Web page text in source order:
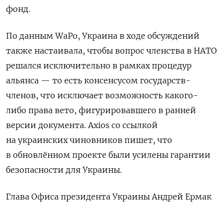
фонд.
По данным WaPo, Украина в ходе обсуждений
также настаивала, чтобы вопрос членства в НАТО
решался исключительно в рамках процедур
альянса — то есть консенсусом государств-
членов, что исключает возможность какого-
либо права вето, фигурировавшего в ранней
версии документа. Axios со ссылкой
на украинских чиновников пишет, что
в обновлённом проекте были усилены гарантии
безопасности для Украины.
Глава Офиса президента Украины Андрей Ермак